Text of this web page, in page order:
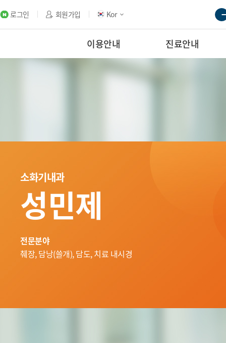
로그인 회원가입 Kor
이용안내 진료안내
소화기내과
성민제
전문분야
췌장, 담낭(쓸개), 담도, 치료 내시경